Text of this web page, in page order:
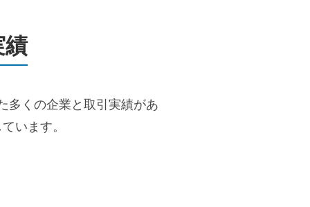
績
多くの企業と取引実績があ
います。